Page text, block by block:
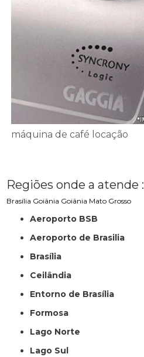
máquina de café locação
Regiões onde a atende :
Brasília Goiânia Goiânia Mato Grosso
Aeroporto BSB
Aeroporto de Brasilia
Brasília
Ceilândia
Entorno de Brasília
Formosa
Lago Norte
Lago Sul